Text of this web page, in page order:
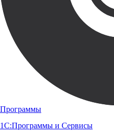
Программы
1С:Программы и Сервисы